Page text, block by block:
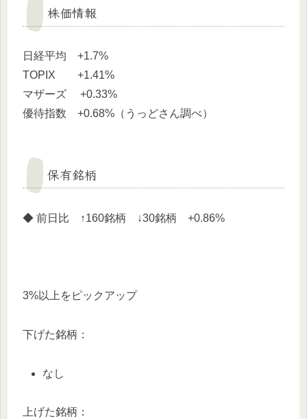
株価情報
日経平均 +1.7%
TOPIX +1.41%
マザーズ +0.33%
優待指数 +0.68%（うっどさん調べ）
保有銘柄
◆ 前日比 ↑160銘柄 ↓30銘柄 +0.86%
3%以上をピックアップ
下げた銘柄：
なし
上げた銘柄：